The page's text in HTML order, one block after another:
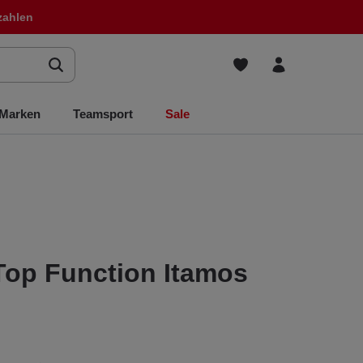
Marken Teamsport Sale
Function Itamos